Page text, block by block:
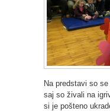
Na predstavi so
saj so živali na
si je pošteno